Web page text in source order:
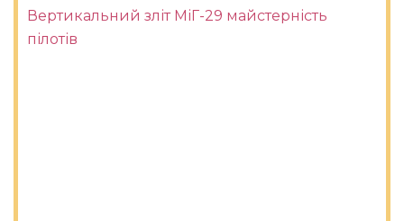
Вертикальний зліт МіГ-29 майстерність
пілотів